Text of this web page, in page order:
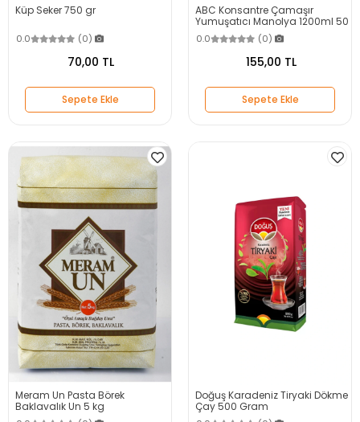
Küp Seker 750 gr
0.0 (0)
70,00 TL
Sepete Ekle
ABC Konsantre Çamaşır
Yumuşatıcı Manolya 1200ml 50
Yıkama
0.0 (0)
155,00 TL
Sepete Ekle
Meram Un Pasta Börek
Baklavalık Un 5 kg
Doğuş Karadeniz Tiryaki Dökme
Çay 500 Gram